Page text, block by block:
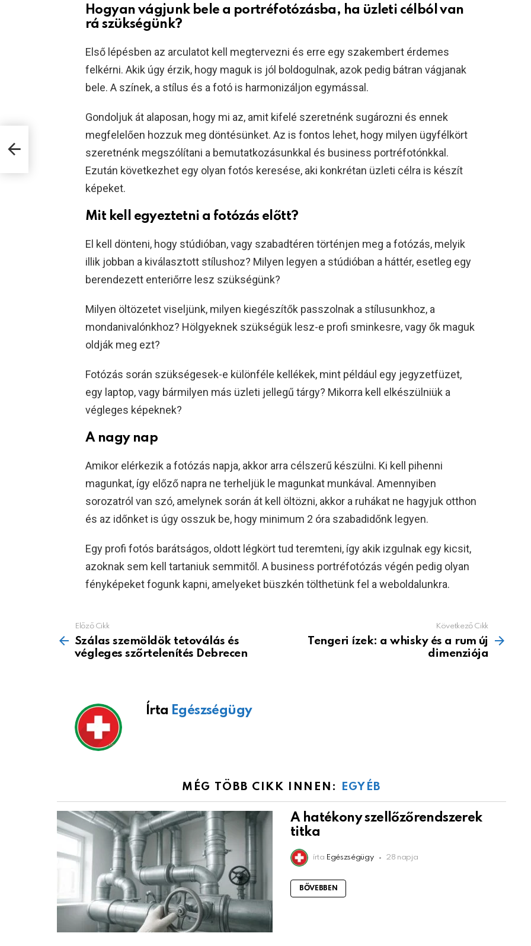
Hogyan vágjunk bele a portréfotózásba, ha üzleti célból van
rá szükségünk?
Első lépésben az arculatot kell megtervezni és erre egy szakembert érdemes
felkérni. Akik úgy érzik, hogy maguk is jól boldogulnak, azok pedig bátran vágjanak
bele. A színek, a stílus és a fotó is harmonizáljon egymással.
Gondoljuk át alaposan, hogy mi az, amit kifelé szeretnénk sugározni és ennek
megfelelően hozzuk meg döntésünket. Az is fontos lehet, hogy milyen ügyfélkört
szeretnénk megszólítani a bemutatkozásunkkal és business portréfotónkkal.
Ezután következhet egy olyan fotós keresése, aki konkrétan üzleti célra is készít
képeket.
Mit kell egyeztetni a fotózás előtt?
El kell dönteni, hogy stúdióban, vagy szabadtéren történjen meg a fotózás, melyik
illik jobban a kiválasztott stílushoz? Milyen legyen a stúdióban a háttér, esetleg egy
berendezett enteriőrre lesz szükségünk?
Milyen öltözetet viseljünk, milyen kiegészítők passzolnak a stílusunkhoz, a
mondanivalónkhoz? Hölgyeknek szükségük lesz-e profi sminkesre, vagy ők maguk
oldják meg ezt?
Fotózás során szükségesek-e különféle kellékek, mint például egy jegyzetfüzet,
egy laptop, vagy bármilyen más üzleti jellegű tárgy? Mikorra kell elkészülniük a
végleges képeknek?
A nagy nap
Amikor elérkezik a fotózás napja, akkor arra célszerű készülni. Ki kell pihenni
magunkat, így előző napra ne terheljük le magunkat munkával. Amennyiben
sorozatról van szó, amelynek során át kell öltözni, akkor a ruhákat ne hagyjuk otthon
és az időnket is úgy osszuk be, hogy minimum 2 óra szabadidőnk legyen.
Egy profi fotós barátságos, oldott légkört tud teremteni, így akik izgulnak egy kicsit,
azoknak sem kell tartaniuk semmitől. A business portréfotózás végén pedig olyan
fényképeket fogunk kapni, amelyeket büszkén tölthetünk fel a weboldalunkra.
more
Előző Cikk
Szálas szemöldök tetoválás és
végleges szőrtelenítés Debrecen
Következő Cikk
Tengeri ízek: a whisky és a rum új
dimenziója
Írta Egészségügy
MÉG TÖBB CIKK INNEN: EGYÉB
A hatékony szellőzőrendszerek
titka
írta Egészségügy 28 napja
BŐVEBBEN